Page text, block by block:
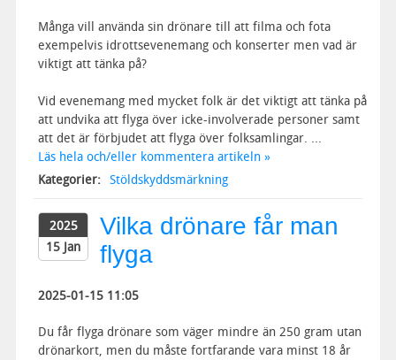
Många vill använda sin drönare till att filma och fota
exempelvis idrottsevenemang och konserter men vad är
viktigt att tänka på?
Vid evenemang med mycket folk är det viktigt att tänka på
att undvika att flyga över icke-involverade personer samt
att det är förbjudet att flyga över folksamlingar. ...
Läs hela och/eller kommentera artikeln »
Kategorier: Stöldskyddsmärkning
2025
15 Jan
Vilka drönare får man
flyga
2025-01-15 11:05
Du får flyga drönare som väger mindre än 250 gram utan
drönarkort, men du måste fortfarande vara minst 18 år